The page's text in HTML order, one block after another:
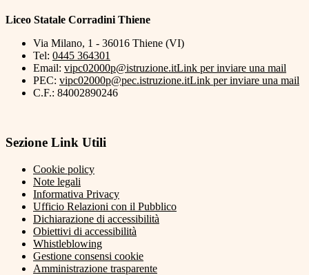
Liceo Statale Corradini Thiene
Via Milano, 1 - 36016 Thiene (VI)
Tel: 0445 364301
Email: vipc02000p@istruzione.itLink per inviare una mail
PEC: vipc02000p@pec.istruzione.itLink per inviare una mail
C.F.: 84002890246
Sezione Link Utili
Cookie policy
Note legali
Informativa Privacy
Ufficio Relazioni con il Pubblico
Dichiarazione di accessibilità
Obiettivi di accessibilità
Whistleblowing
Gestione consensi cookie
Amministrazione trasparente